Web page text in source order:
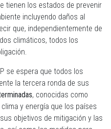
tienen los estados de prevenir
incluyendo daños al
que, independientemente de
climáticos, todos los
se espera que todos los
la tercera ronda de sus
, conocidas como
y energía que los países
objetivos de mitigación y las